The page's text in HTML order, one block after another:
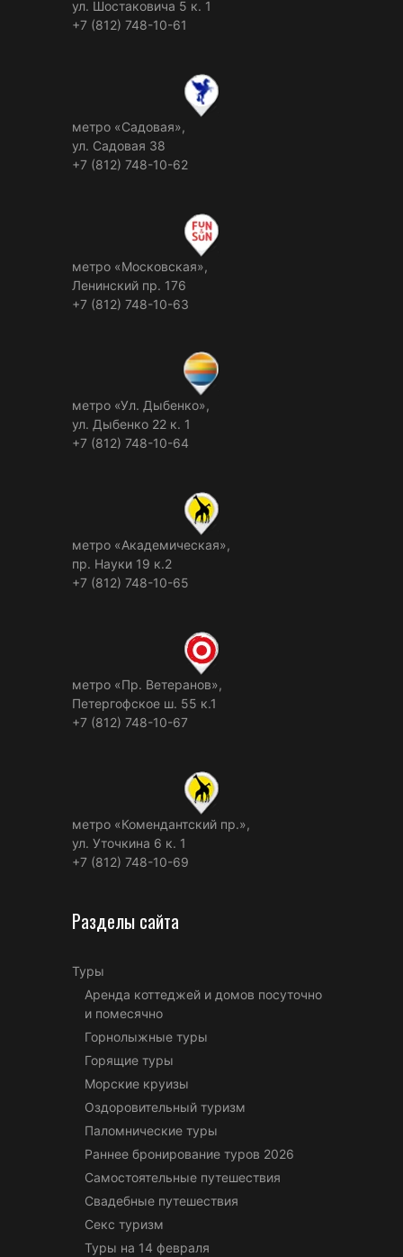
ул. Шостаковича 5 к. 1
+7 (812) 748-10-61
метро «Садовая»,
ул. Садовая 38
+7 (812) 748-10-62
метро «Московская»,
Ленинский пр. 176
+7 (812) 748-10-63
метро «Ул. Дыбенко»,
ул. Дыбенко 22 к. 1
+7 (812) 748-10-64
метро «Академическая»,
пр. Науки 19 к.2
+7 (812) 748-10-65
метро «Пр. Ветеранов»,
Петергофское ш. 55 к.1
+7 (812) 748-10-67
метро «Комендантский пр.»,
ул. Уточкина 6 к. 1
+7 (812) 748-10-69
Разделы сайта
Туры
Аренда коттеджей и домов посуточно
и помесячно
Горнолыжные туры
Горящие туры
Морские круизы
Оздоровительный туризм
Паломнические туры
Раннее бронирование туров 2026
Самостоятельные путешествия
Свадебные путешествия
Секс туризм
Туры на 14 февраля